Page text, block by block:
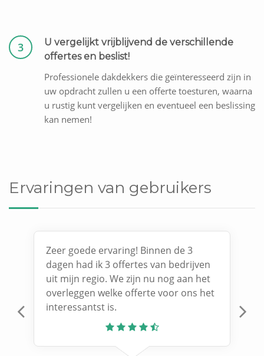
3
U vergelijkt vrijblijvend de verschillende
offertes en beslist!
Professionele dakdekkers die geïnteresseerd zijn in
uw opdracht zullen u een offerte toesturen, waarna
u rustig kunt vergelijken en eventueel een beslissing
kan nemen!
Ervaringen van gebruikers
Zeer goede ervaring! Binnen de 3
dagen had ik 3 offertes van bedrijven
uit mijn regio. We zijn nu nog aan het
overleggen welke offerte voor ons het
interessantst is.
Previous